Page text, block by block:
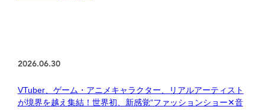
2026.06.30
VTuber、ゲーム・アニメキャラクター、リアルアーティスト
が境界を越え集結！世界初、新感覚“ファッションショー✕音